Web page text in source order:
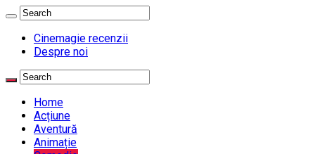
Cinemagie recenzii
Despre noi
Home
Acțiune
Aventură
Animație